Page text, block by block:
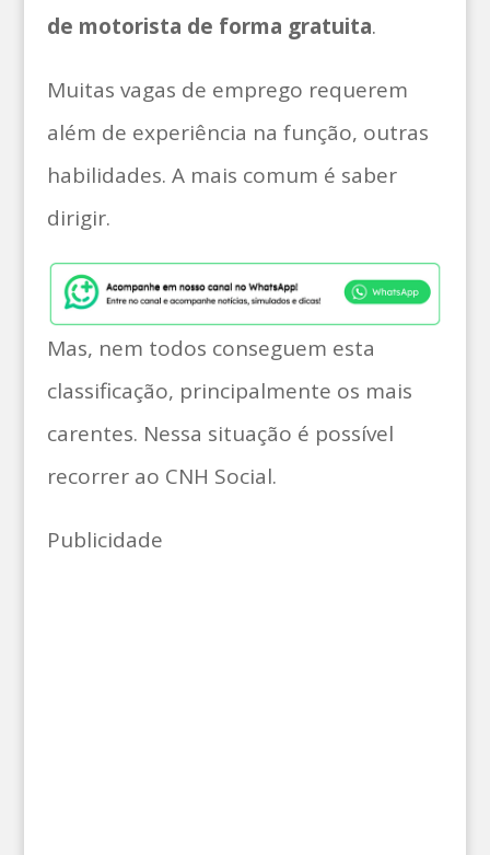
de motorista de forma gratuita.
Muitas vagas de emprego requerem
além de experiência na função, outras
habilidades. A mais comum é saber
dirigir.
Mas, nem todos conseguem esta
classificação, principalmente os mais
carentes. Nessa situação é possível
recorrer ao CNH Social.
Publicidade